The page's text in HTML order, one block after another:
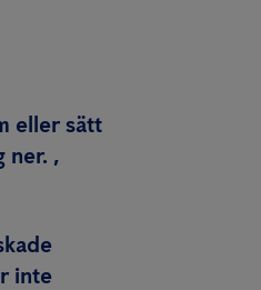
eller sätt
ner. ,
inte